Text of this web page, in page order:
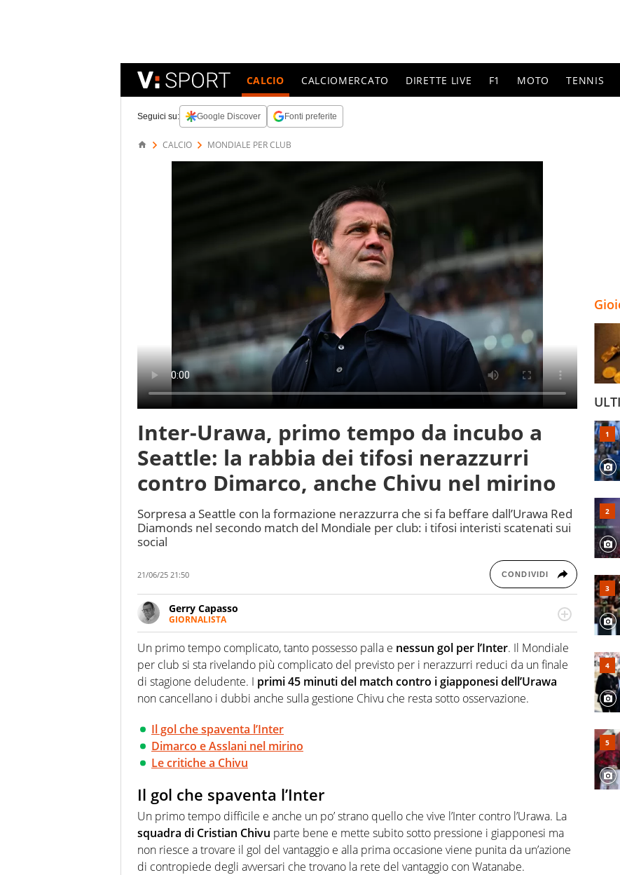
CALCIO CALCIOMERCATO DIRETTE LIVE F1 MOTO TENNIS
Seguici su: Google Discover Fonti preferite
CALCIO MONDIALE PER CLUB
Inter-Urawa, primo tempo da incubo a
Seattle: la rabbia dei tifosi nerazzurri
contro Dimarco, anche Chivu nel mirino
Sorpresa a Seattle con la formazione nerazzurra che si fa beffare dall’Urawa Red
Diamonds nel secondo match del Mondiale per club: i tifosi interisti scatenati sui
social
21/06/25 21:50 CONDIVIDI
Gerry Capasso
GIORNALISTA
Per lui gli sport americani non hanno segreti: basket, football, baseball e la capacità
innata di trovare la notizia dove altri non vedono granché
Un primo tempo complicato, tanto possesso palla e nessun gol per l’Inter. Il Mondiale
per club si sta rivelando più complicato del previsto per i nerazzurri reduci da un finale
di stagione deludente. I primi 45 minuti del match contro i giapponesi dell’Urawa
non cancellano i dubbi anche sulla gestione Chivu che resta sotto osservazione.
Il gol che spaventa l’Inter
Dimarco e Asslani nel mirino
Le critiche a Chivu
Il gol che spaventa l’Inter
Un primo tempo difficile e anche un po’ strano quello che vive l’Inter contro l’Urawa. La
squadra di Cristian Chivu parte bene e mette subito sotto pressione i giapponesi ma
non riesce a trovare il gol del vantaggio e alla prima occasione viene punita da un’azione
di contropiede degli avversari che trovano la rete del vantaggio con Watanabe.